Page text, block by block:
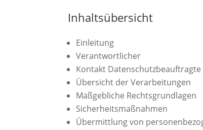
Inhaltsübersicht
Einleitung
Verantwortlicher
Kontakt Datenschutzbeauftragte
Übersicht der Verarbeitungen
Maßgebliche Rechtsgrundlagen
Sicherheitsmaßnahmen
Übermittlung von